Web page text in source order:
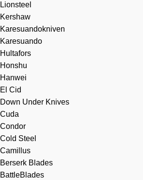
Lionsteel
Kershaw
Karesuandokniven
Karesuando
Hultafors
Honshu
Hanwei
El Cid
Down Under Knives
Cuda
Condor
Cold Steel
Camillus
Berserk Blades
BattleBlades